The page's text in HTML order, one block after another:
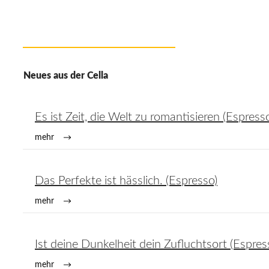
Neues aus der Cella
Es ist Zeit, die Welt zu romantisieren
mehr
Das Perfekte ist hässlich. (Espresso)
mehr
Ist deine Dunkelheit dein Zufluchtsort
mehr